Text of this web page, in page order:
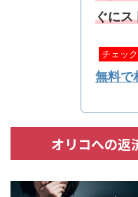
ぐにス
チェック
無料で
オリコへの返